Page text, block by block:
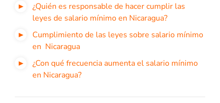
¿Quién es responsable de hacer cumplir las
leyes de salario mínimo en Nicaragua?
Cumplimiento de las leyes sobre salario mínimo
en Nicaragua
¿Con qué frecuencia aumenta el salario mínimo
en Nicaragua?